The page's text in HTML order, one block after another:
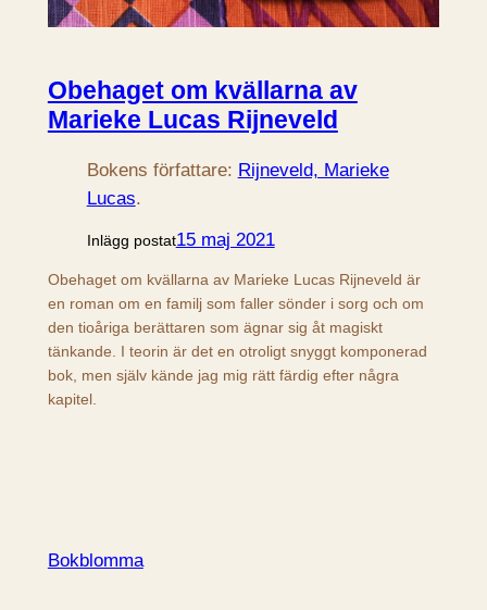
Obehaget om kvällarna av
Marieke Lucas Rijneveld
Bokens författare: Rijneveld, Marieke
Lucas.
Inlägg postat15 maj 2021
Obehaget om kvällarna av Marieke Lucas Rijneveld är
en roman om en familj som faller sönder i sorg och om
den tioåriga berättaren som ägnar sig åt magiskt
tänkande. I teorin är det en otroligt snyggt komponerad
bok, men själv kände jag mig rätt färdig efter några
kapitel.
Bokblomma